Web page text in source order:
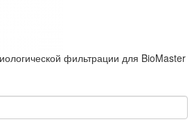
фильтрации для BioMaster